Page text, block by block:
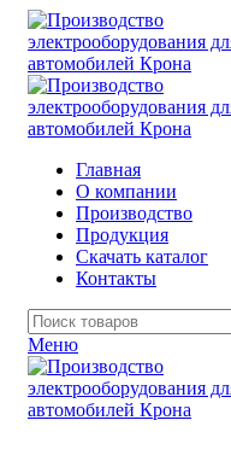
Главная
О компании
Производство
Продукция
Скачать каталог
Контакты
Меню